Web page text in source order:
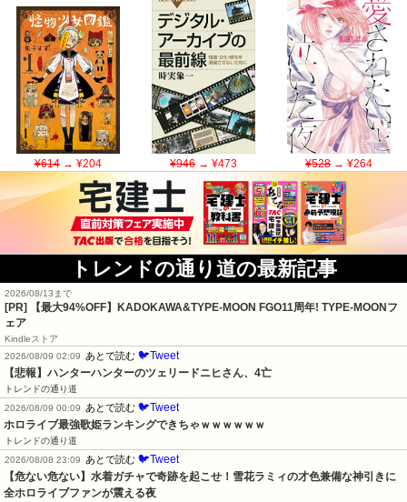
¥614→ ¥204 ¥946→ ¥473 ¥528→ ¥264
トレンドの通り道の最新記事
2026/08/13まで
[PR]
【最大94%OFF】KADOKAWA&TYPE-MOON FGO11周年! TYPE-MOONフ
ェア
Kindleストア
2026/08/09 02:09
あとで読む 🐦Tweet
【悲報】ハンターハンターのツェリードニヒさん、4亡
トレンドの通り道
2026/08/09 00:09
あとで読む 🐦Tweet
ホロライブ最強歌姫ランキングできちゃｗｗｗｗｗｗ
トレンドの通り道
2026/08/08 23:09
あとで読む 🐦Tweet
【危ない危ない】水着ガチャで奇跡を起こせ！雪花ラミィの才色兼備な神引きに
全ホロライブファンが震える夜